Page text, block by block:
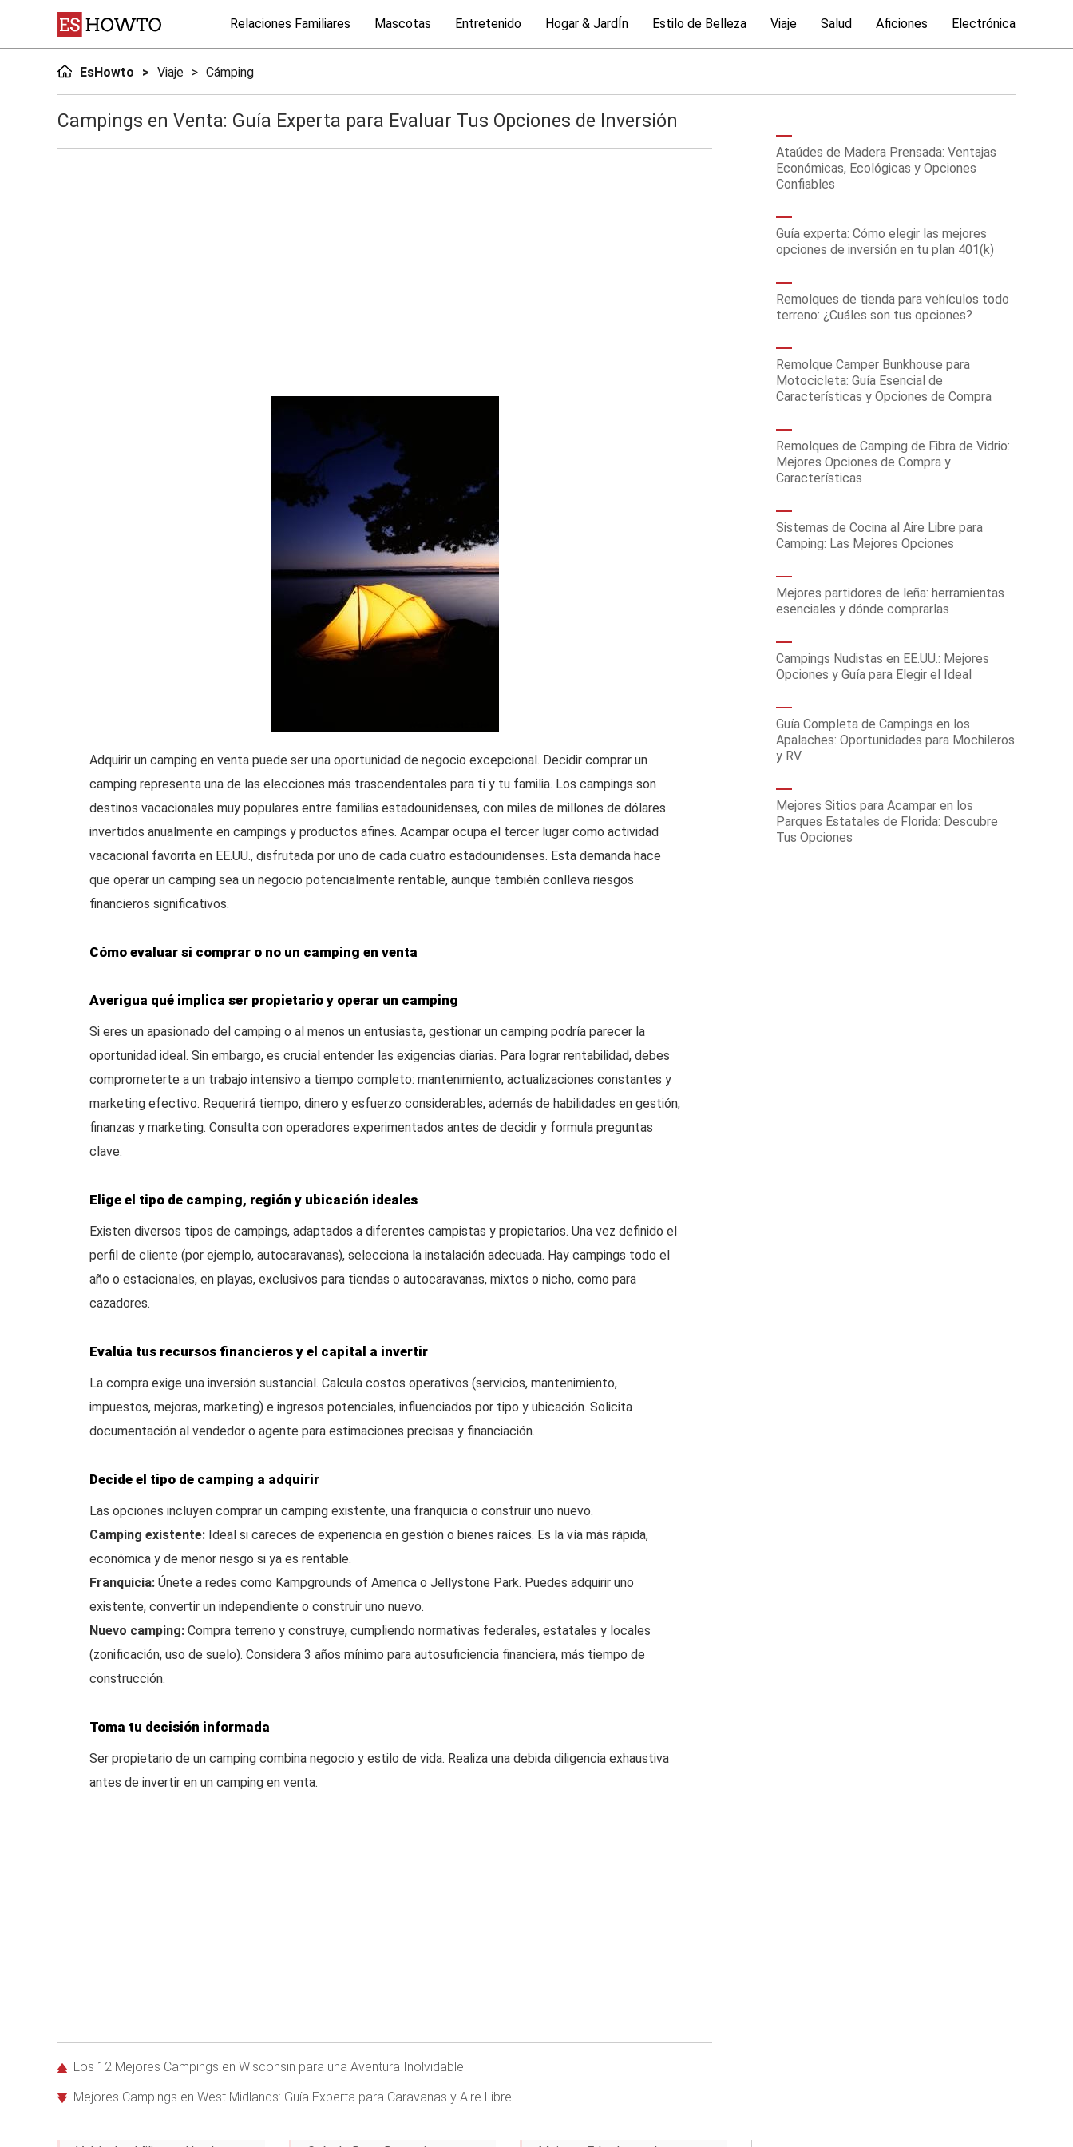
Relaciones Familiares Mascotas Entretenido Hogar & JardÍn Estilo de Belleza Viaje Salud Aficiones Electrónica
EsHowto Viaje Cámping
Campings en Venta: Guía Experta para Evaluar Tus Opciones de Inversión
Adquirir un camping en venta puede ser una oportunidad de negocio excepcional. Decidir comprar un
camping representa una de las elecciones más trascendentales para ti y tu familia. Los campings son
destinos vacacionales muy populares entre familias estadounidenses, con miles de millones de dólares
invertidos anualmente en campings y productos afines. Acampar ocupa el tercer lugar como actividad
vacacional favorita en EE.UU., disfrutada por uno de cada cuatro estadounidenses. Esta demanda hace
que operar un camping sea un negocio potencialmente rentable, aunque también conlleva riesgos
financieros significativos.
Cómo evaluar si comprar o no un camping en venta
Averigua qué implica ser propietario y operar un camping
Si eres un apasionado del camping o al menos un entusiasta, gestionar un camping podría parecer la
oportunidad ideal. Sin embargo, es crucial entender las exigencias diarias. Para lograr rentabilidad, debes
comprometerte a un trabajo intensivo a tiempo completo: mantenimiento, actualizaciones constantes y
marketing efectivo. Requerirá tiempo, dinero y esfuerzo considerables, además de habilidades en gestión,
finanzas y marketing. Consulta con operadores experimentados antes de decidir y formula preguntas
clave.
Elige el tipo de camping, región y ubicación ideales
Existen diversos tipos de campings, adaptados a diferentes campistas y propietarios. Una vez definido el
perfil de cliente (por ejemplo, autocaravanas), selecciona la instalación adecuada. Hay campings todo el
año o estacionales, en playas, exclusivos para tiendas o autocaravanas, mixtos o nicho, como para
cazadores.
Evalúa tus recursos financieros y el capital a invertir
La compra exige una inversión sustancial. Calcula costos operativos (servicios, mantenimiento,
impuestos, mejoras, marketing) e ingresos potenciales, influenciados por tipo y ubicación. Solicita
documentación al vendedor o agente para estimaciones precisas y financiación.
Decide el tipo de camping a adquirir
Las opciones incluyen comprar un camping existente, una franquicia o construir uno nuevo.
Camping existente: Ideal si careces de experiencia en gestión o bienes raíces. Es la vía más rápida,
económica y de menor riesgo si ya es rentable.
Franquicia: Únete a redes como Kampgrounds of America o Jellystone Park. Puedes adquirir uno
existente, convertir un independiente o construir uno nuevo.
Nuevo camping: Compra terreno y construye, cumpliendo normativas federales, estatales y locales
(zonificación, uso de suelo). Considera 3 años mínimo para autosuficiencia financiera, más tiempo de
construcción.
Toma tu decisión informada
Ser propietario de un camping combina negocio y estilo de vida. Realiza una debida diligencia exhaustiva
antes de invertir en un camping en venta.
Los 12 Mejores Campings en Wisconsin para una Aventura Inolvidable
Mejores Campings en West Midlands: Guía Experta para Caravanas y Aire Libre
Ataúdes de Madera Prensada: Ventajas
Económicas, Ecológicas y Opciones
Confiables
Guía experta: Cómo elegir las mejores
opciones de inversión en tu plan 401(k)
Remolques de tienda para vehículos todo
terreno: ¿Cuáles son tus opciones?
Remolque Camper Bunkhouse para
Motocicleta: Guía Esencial de
Características y Opciones de Compra
Remolques de Camping de Fibra de Vidrio:
Mejores Opciones de Compra y
Características
Sistemas de Cocina al Aire Libre para
Camping: Las Mejores Opciones
Mejores partidores de leña: herramientas
esenciales y dónde comprarlas
Campings Nudistas en EE.UU.: Mejores
Opciones y Guía para Elegir el Ideal
Guía Completa de Campings en los
Apalaches: Oportunidades para Mochileros
y RV
Mejores Sitios para Acampar en los
Parques Estatales de Florida: Descubre
Tus Opciones